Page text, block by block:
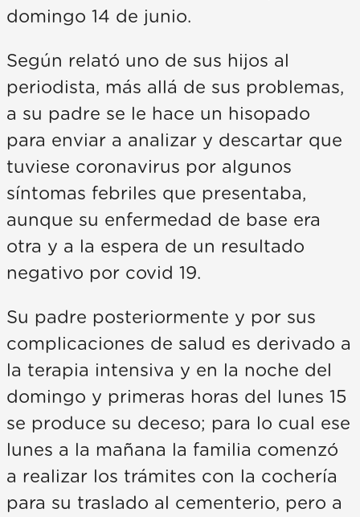
domingo 14 de junio.
Según relató uno de sus hijos al
periodista, más allá de sus problemas,
a su padre se le hace un hisopado
para enviar a analizar y descartar que
tuviese coronavirus por algunos
síntomas febriles que presentaba,
aunque su enfermedad de base era
otra y a la espera de un resultado
negativo por covid 19.
Su padre posteriormente y por sus
complicaciones de salud es derivado a
la terapia intensiva y en la noche del
domingo y primeras horas del lunes 15
se produce su deceso; para lo cual ese
lunes a la mañana la familia comenzó
a realizar los trámites con la cochería
para su traslado al cementerio, pero a